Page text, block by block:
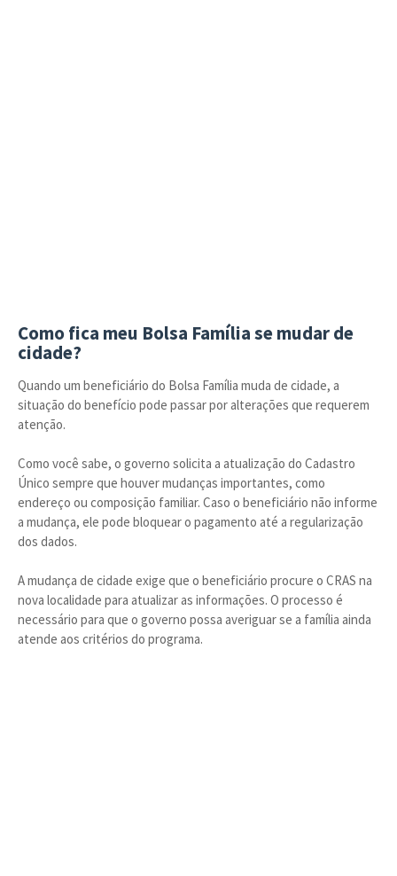
Como fica meu Bolsa Família se mudar de
cidade?
Quando um beneficiário do Bolsa Família muda de cidade, a
situação do benefício pode passar por alterações que requerem
atenção.
Como você sabe, o governo solicita a atualização do Cadastro
Único sempre que houver mudanças importantes, como
endereço ou composição familiar. Caso o beneficiário não informe
a mudança, ele pode bloquear o pagamento até a regularização
dos dados.
A mudança de cidade exige que o beneficiário procure o CRAS na
nova localidade para atualizar as informações. O processo é
necessário para que o governo possa averiguar se a família ainda
atende aos critérios do programa.